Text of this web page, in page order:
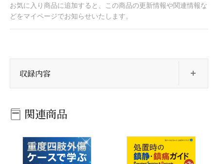
お気に入り商品に追加すると、この商品の更新情報や関連情報な
どをマイページでお知らせいたします。
収録内容
関連商品